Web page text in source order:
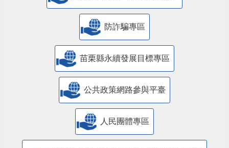
防詐騙專區
苗栗縣永續發展目標專區
公共政策網路參與平臺
人民團體專區